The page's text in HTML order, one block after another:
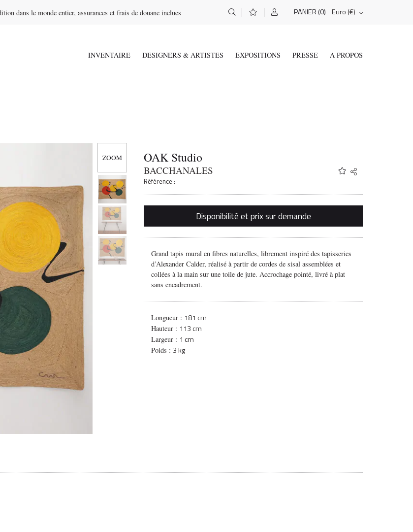
dans le monde entier, assurances et frais de douane inclues PANIER(0) Euro (€)
INVENTAIRE DESIGNERS & ARTISTES EXPOSITIONS PRESSE A PROPOS
OAK Studio
BACCHANALES
Référence :
Share
Twitter
Disponibilité et prix sur demande
Grand tapis mural en fibres naturelles, librement inspiré des tapisseries
d’Alexander Calder, réalisé à partir de cordes de sisal assemblées et
collées à la main sur une toile de jute. Accrochage pointé, livré à plat
sans encadrement.
Longueur : 181 cm
Hauteur : 113 cm
Largeur : 1 cm
Poids : 3 kg